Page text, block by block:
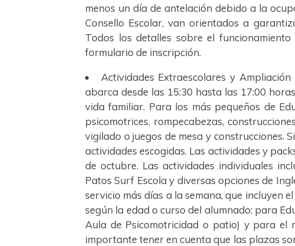
menos un día de antelación debido a la
Consello Escolar, van orientados a
Todos los detalles sobre el
formulario de inscripción.
Actividades Extraescolares y
abarca desde las 15:30 hasta las 17:00
vida familiar. Para los más pequeños de
psicomotrices, rompecabezas,
vigilado o juegos de mesa y construcciones.
actividades escogidas. Las actividades y
de octubre. Las actividades individuales
Patos Surf Escola y diversas opciones de
servicio más días a la semana, que incluyen
según la edad o curso del alumnado: para
Aula de Psicomotricidad o patio) y para el
importante tener en cuenta que las plazas